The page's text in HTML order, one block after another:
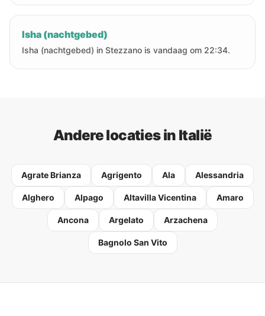
Isha (nachtgebed)
Isha (nachtgebed) in Stezzano is vandaag om 22:34.
Andere locaties in Italië
Agrate Brianza Agrigento Ala Alessandria
Alghero Alpago Altavilla Vicentina Amaro
Ancona Argelato Arzachena
Bagnolo San Vito